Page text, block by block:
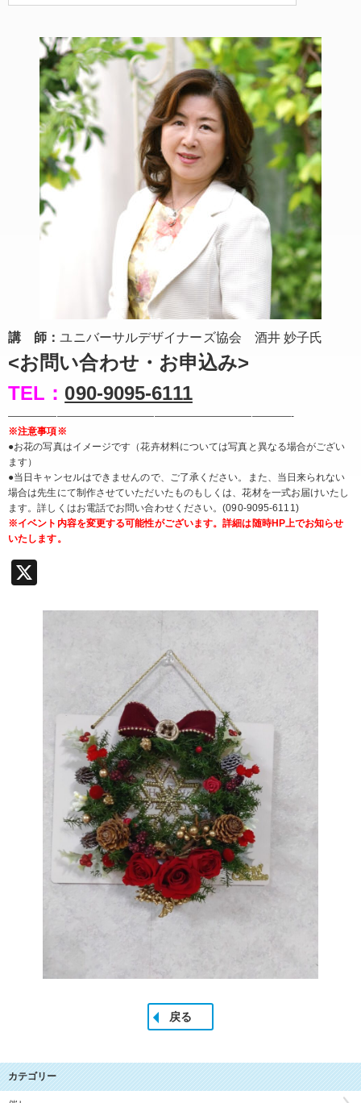
講 師：ユニバーサルデザイナーズ協会 酒井 妙子氏
<お問い合わせ・お申込み>
TEL： 090-9095-6111
—————————————————————————————-
※注意事項※
●お花の写真はイメージです（花卉材料については写真と異なる場合がござい
ます）
●当日キャンセルはできませんので、ご了承ください。また、当日来られない
場合は先生にて制作させていただいたものもしくは、花材を一式お届けいたし
ます。詳しくはお電話でお問い合わせください。(090-9095-6111)
※イベント内容を変更する可能性がございます。詳細は随時HP上でお知らせ
いたします。
戻る
カテゴリー